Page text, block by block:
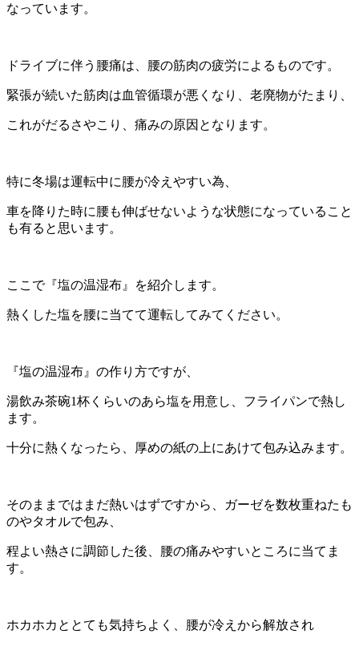
なっています。
ドライブに伴う腰痛は、腰の筋肉の疲労によるものです。
緊張が続いた筋肉は血管循環が悪くなり、老廃物がたまり、
これがだるさやこり、痛みの原因となります。
特に冬場は運転中に腰が冷えやすい為、
車を降りた時に腰も伸ばせないような状態になっていること
も有ると思います。
ここで『塩の温湿布』を紹介します。
熱くした塩を腰に当てて運転してみてください。
『塩の温湿布』の作り方ですが、
湯飲み茶碗1杯くらいのあら塩を用意し、フライパンで熱し
ます。
十分に熱くなったら、厚めの紙の上にあけて包み込みます。
そのままではまだ熱いはずですから、ガーゼを数枚重ねたも
のやタオルで包み、
程よい熱さに調節した後、腰の痛みやすいところに当てま
す。
ホカホカととても気持ちよく、腰が冷えから解放され